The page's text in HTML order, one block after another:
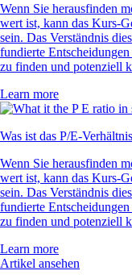
Wenn Sie herausfinden
wert ist, kann das Kurs-
sein. Das Verständnis
fundierte
zu finden und potenziell
Learn more
Was ist das P/E-
Wenn Sie herausfinden
wert ist, kann das Kurs-
sein. Das Verständnis
fundierte
zu finden und potenziell
Learn more
Artikel ansehen